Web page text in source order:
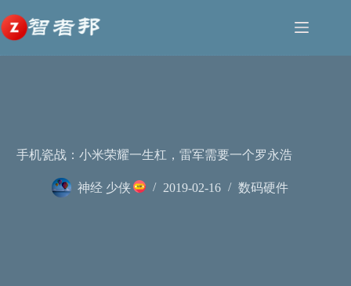
至
内
容
手机瓷战：小米荣耀一生杠，雷军需要一个罗永浩
神经 少侠 2019-02-16 数码硬件